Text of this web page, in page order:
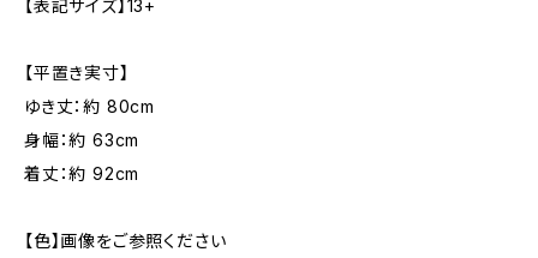
【表記サイズ】13+
【平置き実寸】
ゆき丈：約 80cm
身幅：約 63cm
着丈：約 92cm
【色】画像をご参照ください